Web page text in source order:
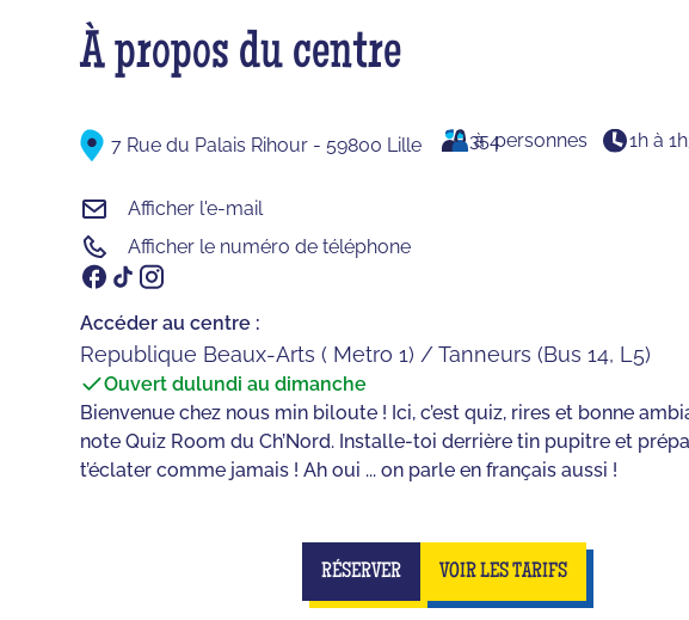
À propos du centre
7 Rue du Palais Rihour - 59800 Lille 3à54personnes 1h à
Afficher l'e-mail
Afficher le numéro de téléphone
Accéder au centre :
Republique Beaux-Arts ( Metro 1) / Tanneurs (Bus 14, L5)
Ouvert dulundi au dimanche
Bienvenue chez nous min biloute ! Ici, c’est quiz, rires et bonne
note Quiz Room du Ch’Nord. Installe-toi derrière tin pupitre et
t’éclater comme jamais ! Ah oui ... on parle en français aussi !
RÉSERVER VOIR LES TARIFS